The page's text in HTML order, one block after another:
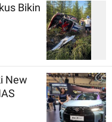
Bikin
New